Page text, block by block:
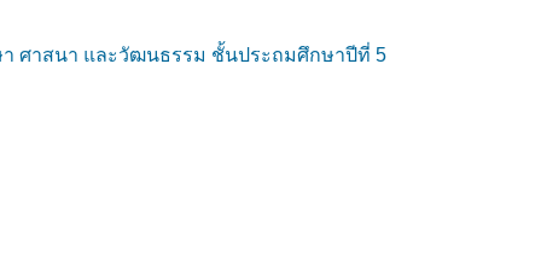
า ศาสนา และวัฒนธรรม ชั้นประถมศึกษาปีที่ 5